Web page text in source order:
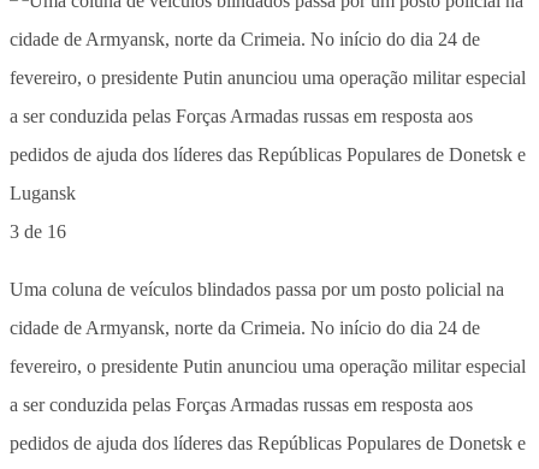
3 de 16
Uma coluna de veículos blindados passa por um posto policial na
cidade de Armyansk, norte da Crimeia. No início do dia 24 de
fevereiro, o presidente Putin anunciou uma operação militar especial
a ser conduzida pelas Forças Armadas russas em resposta aos
pedidos de ajuda dos líderes das Repúblicas Populares de Donetsk e